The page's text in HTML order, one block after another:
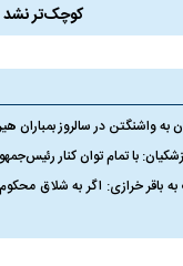
کوچک‌تر نشد
به واشنگتن در سالروز بمباران
با تمام توان کنار
باقر خرازی: اگر به شلاق